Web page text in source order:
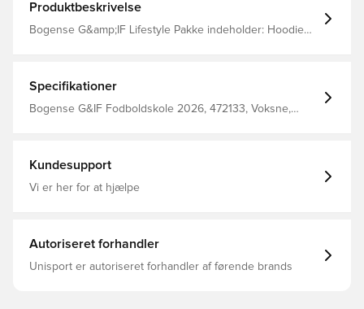
Produktbeskrivelse
Bogense G&amp;IF Lifestyle Pakke indeholder: Hoodie
Specifikationer
Bogense G&IF Fodboldskole 2026, 472133, Voksne,
Kundesupport
Vi er her for at hjælpe
Autoriseret forhandler
Unisport er autoriseret forhandler af førende brands